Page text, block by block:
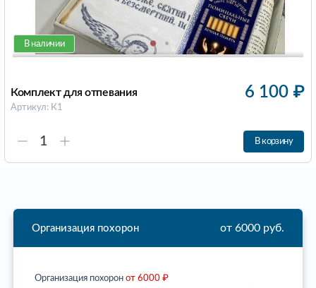
В наличии
Комплект для отпевания
Артикул: К1
6 100 ₽
В корзину
Организация похорон от 6000 руб.
Организация похорон от 6000 ₽